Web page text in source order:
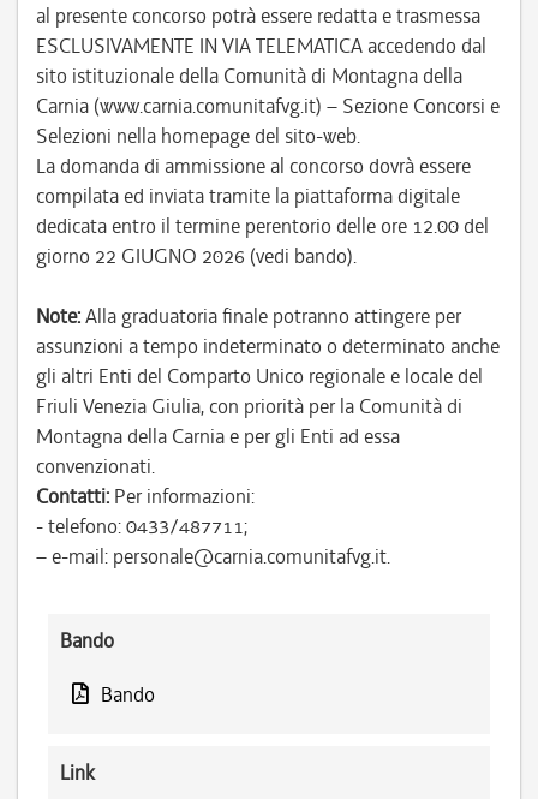
al presente concorso potrà essere redatta e trasmessa
ESCLUSIVAMENTE IN VIA TELEMATICA accedendo dal
sito istituzionale della Comunità di Montagna della
Carnia (www.carnia.comunitafvg.it) – Sezione Concorsi e
Selezioni nella homepage del sito-web.
La domanda di ammissione al concorso dovrà essere
compilata ed inviata tramite la piattaforma digitale
dedicata entro il termine perentorio delle ore 12.00 del
giorno 22 GIUGNO 2026 (vedi bando).
Note:Alla graduatoria finale potranno attingere per
assunzioni a tempo indeterminato o determinato anche
gli altri Enti del Comparto Unico regionale e locale del
Friuli Venezia Giulia, con priorità per la Comunità di
Montagna della Carnia e per gli Enti ad essa
convenzionati.
Contatti: Per informazioni:
- telefono: 0433/487711;
– e-mail: personale@carnia.comunitafvg.it.
Bando
Bando
Link